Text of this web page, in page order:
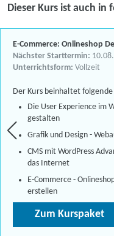
Dieser Kurs ist auch
E-Commerce: Onlineshop
Nächster Starttermin:
Unterrichtsform: Vollzeit
Der Kurs beinhaltet
Die User Experience im
gestalten
Grafik und Design -
CMS mit WordPress
das Internet
E-Commerce -
erstellen
Zum Kurspaket